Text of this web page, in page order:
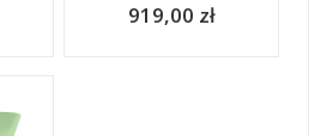
919,00 zł